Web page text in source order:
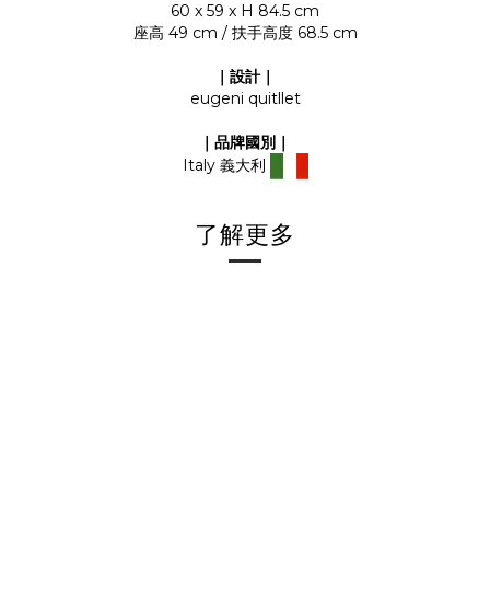
60 x 59 x H 84.5 cm
座高 49 cm / 扶手高度 68.5 cm
｜設計｜
eugeni quitllet
｜品牌國別｜
Italy 義大利
了解更多